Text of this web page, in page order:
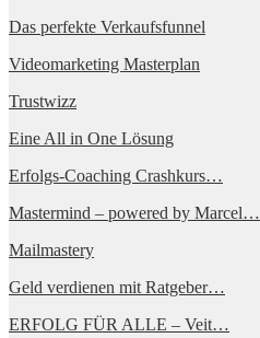
Das perfekte Verkaufsfunnel
Videomarketing Masterplan
Trustwizz
Eine All in One Lösung
Erfolgs-Coaching Crashkurs…
Mastermind – powered by Marcel…
Mailmastery
Geld verdienen mit Ratgeber…
ERFOLG FÜR ALLE – Veit…